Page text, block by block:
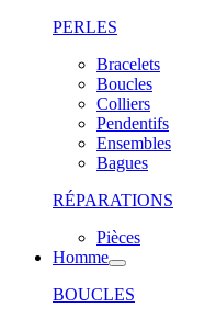
PERLES
Bracelets
Boucles
Colliers
Pendentifs
Ensembles
Bagues
RÉPARATIONS
Pièces
Homme
BOUCLES